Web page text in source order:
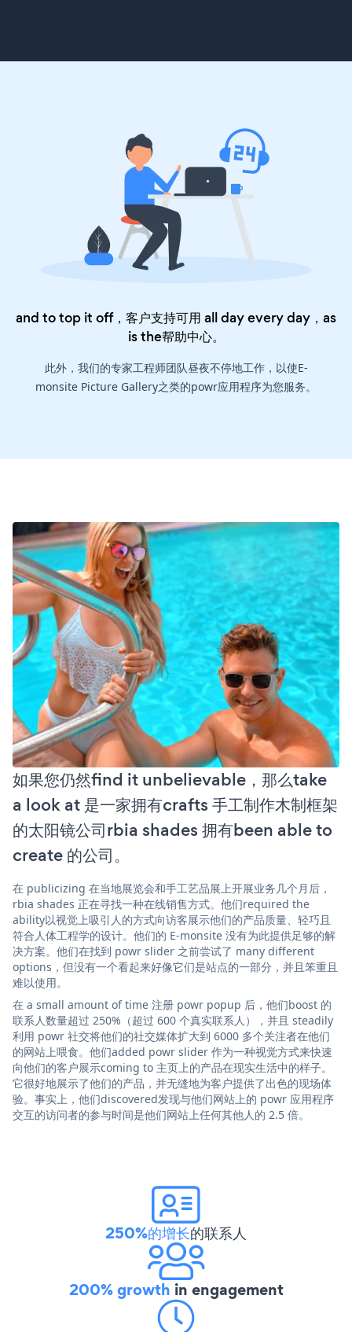
and to top it off，客户支持可用 all day every day，as
is the帮助中心。
此外，我们的专家工程师团队昼夜不停地工作，以使E-
monsite Picture Gallery之类的powr应用程序为您服务。
如果您仍然find it unbelievable，那么take
a look at 是一家拥有crafts 手工制作木制框架
的太阳镜公司rbia shades 拥有been able to
create 的公司。
在 publicizing 在当地展览会和手工艺品展上开展业务几个月后，
rbia shades 正在寻找一种在线销售方式。他们required the
ability以视觉上吸引人的方式向访客展示他们的产品质量、轻巧且
符合人体工程学的设计。他们的 E-monsite 没有为此提供足够的解
决方案。他们在找到 powr slider 之前尝试了 many different
options，但没有一个看起来好像它们是站点的一部分，并且笨重且
难以使用。
在 a small amount of time 注册 powr popup 后，他们boost 的
联系人数量超过 250%（超过 600 个真实联系人），并且 steadily
利用 powr 社交将他们的社交媒体扩大到 6000 多个关注者在他们
的网站上喂食。他们added powr slider 作为一种视觉方式来快速
向他们的客户展示coming to 主页上的产品在现实生活中的样子。
它很好地展示了他们的产品，并无缝地为客户提供了出色的现场体
验。事实上，他们discovered发现与他们网站上的 powr 应用程序
交互的访问者的参与时间是他们网站上任何其他人的 2.5 倍。
250%的增长的联系人
200% growth in engagement